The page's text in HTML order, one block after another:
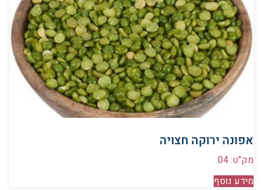
אפונה ירוקה חצויה
מק"ט: 04
מידע נוסף